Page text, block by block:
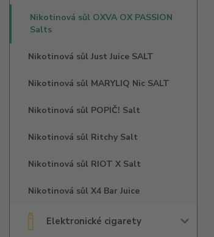
Nikotinová sůl OXVA OX PASSION
Salts
Nikotinová sůl Just Juice SALT
Nikotinová sůl MARYLIQ Nic SALT
Nikotinová sůl POPIČ! Salt
Nikotinová sůl Ritchy Salt
Nikotinová sůl RIOT X Salt
Nikotinová sůl X4 Bar Juice
Elektronické cigarety